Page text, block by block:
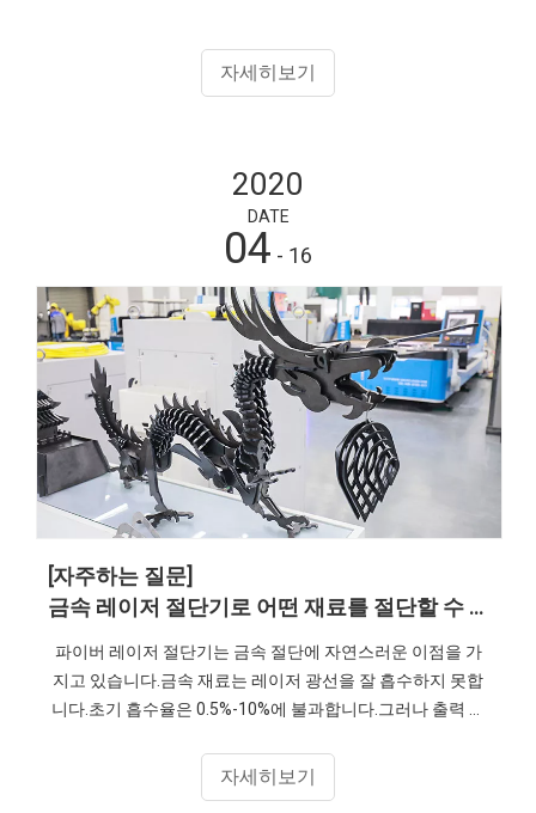
자세히보기
2020
DATE
04 - 16
[자주하는 질문]
금속 레이저 절단기로 어떤 재료를 절단할 수 있나요?
파이버 레이저 절단기는 금속 절단에 자연스러운 이점을 가
지고 있습니다.금속 재료는 레이저 광선을 잘 흡수하지 못합
니다.초기 흡수율은 0.5%-10%에 불과합니다.그러나 출력 밀
조사하면,
자세히보기